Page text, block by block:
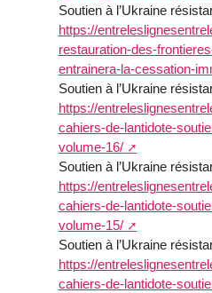
Soutien à l’Ukraine
https://
restauration-des-
entrainera-la-cessation-
Soutien à l’Ukraine
https://
cahiers-de-lantidote-
volume-16/
Soutien à l’Ukraine
https://
cahiers-de-lantidote-
volume-15/
Soutien à l’Ukraine
https://
cahiers-de-lantidote-